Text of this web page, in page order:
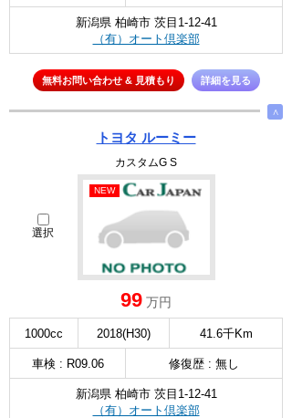
新潟県 柏崎市 茨目1-12-41
（有）オート倶楽部
無料お問い合わせ & 見積もり 詳細を見る
∧
トヨタ ルーミー
カスタムG S
選択
NEW
99 万円
1000cc 2018(H30) 41.6千Km
車検 : R09.06 修復歴 : 無し
新潟県 柏崎市 茨目1-12-41
（有）オート倶楽部